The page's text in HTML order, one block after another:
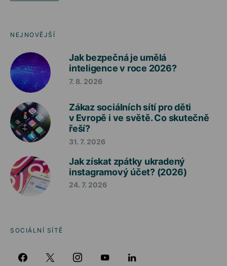
NEJNOVĚJŠÍ
Jak bezpečná je umělá
inteligence v roce 2026?
7. 8. 2026
Zákaz sociálních sítí pro děti
v Evropě i ve světě. Co skutečně
řeší?
31. 7. 2026
Jak získat zpátky ukradený
instagramový účet? (2026)
24. 7. 2026
SOCIÁLNÍ SÍTĚ